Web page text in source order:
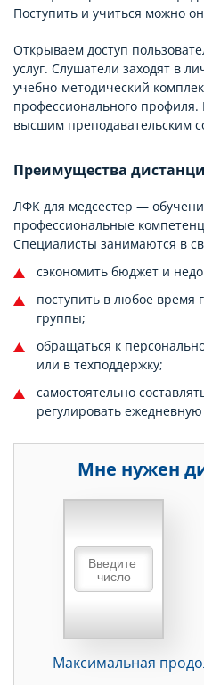
Поступить и учиться можно
Открываем доступ
услуг. Слушатели заходят в
учебно-методический
профессионального
высшим преподавательским
Преимущества
ЛФК для медсестер —
профессиональные
Специалисты занимаются в
сэкономить бюджет и
поступить в любое время
группы;
обращаться к
или в техподдержку;
самостоятельно
регулировать ежедневную
Мне нужен
Максимальная